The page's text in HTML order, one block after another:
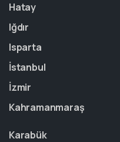
Hatay
Iğdır
Isparta
İstanbul
İzmir
Kahramanmaraş
Karabük